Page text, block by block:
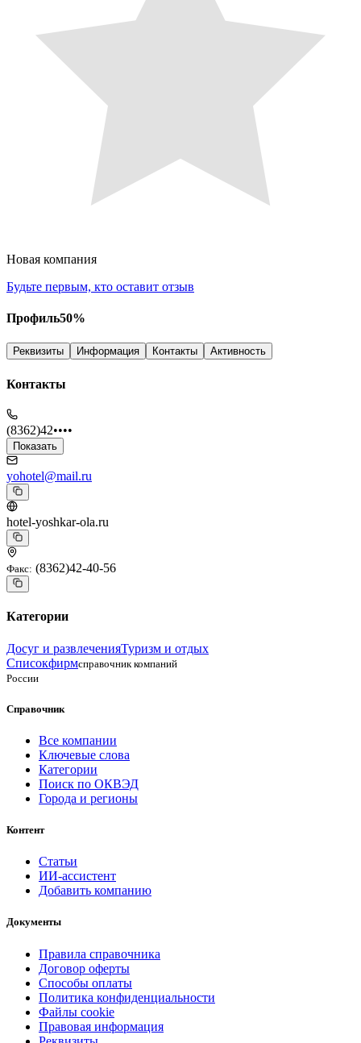
Новая компания
Будьте первым, кто оставит отзыв
Профиль50%
Реквизиты Информация Контакты Активность
Контакты
(8362)42••••
Показать
yohotel@mail.ru
hotel-yoshkar-ola.ru
Факс: (8362)42-40-56
Категории
Досуг и развлеченияТуризм и отдых
Списокфирмсправочник компаний
России
Справочник
Все компании
Ключевые слова
Категории
Поиск по ОКВЭД
Города и регионы
Контент
Статьи
ИИ-ассистент
Добавить компанию
Документы
Правила справочника
Договор оферты
Способы оплаты
Политика конфиденциальности
Файлы cookie
Правовая информация